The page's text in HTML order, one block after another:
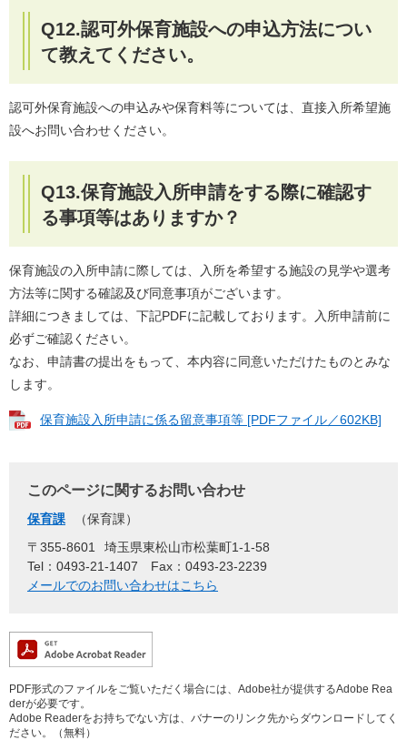
Q12.認可外保育施設への申込方法につい
て教えてください。
認可外保育施設への申込みや保育料等については、直接入所希望施
設へお問い合わせください。
Q13.保育施設入所申請をする際に確認す
る事項等はありますか？
保育施設の入所申請に際しては、入所を希望する施設の見学や選考
方法等に関する確認及び同意事項がございます。
詳細につきましては、下記PDFに記載しております。入所申請前に
必ずご確認ください。
なお、申請書の提出をもって、本内容に同意いただけたものとみな
します。
保育施設入所申請に係る留意事項等 [PDFファイル／602KB]
このページに関するお問い合わせ
保育課
保育課
〒355-8601
埼玉県東松山市松葉町1-1-58
Tel：0493-21-1407
Fax：0493-23-2239
メールでのお問い合わせはこちら
PDF形式のファイルをご覧いただく場合には、Adobe社が提供するAdobe Rea
derが必要です。
Adobe Readerをお持ちでない方は、バナーのリンク先からダウンロードしてく
ださい。（無料）